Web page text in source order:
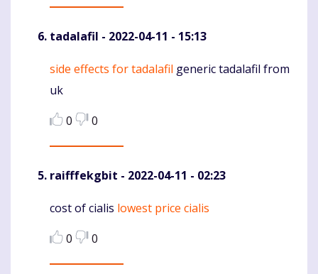
tadalafil - 2022-04-11 - 15:13
Komentaras
side effects for tadalafil generic tadalafil from
uk
0
0
raifffekgbit - 2022-04-11 - 02:23
Komentaras
cost of cialis lowest price cialis
0
0